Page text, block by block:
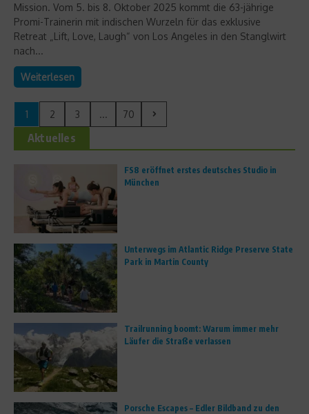
Mission. Vom 5. bis 8. Oktober 2025 kommt die 63-jährige
Promi-Trainerin mit indischen Wurzeln für das exklusive
Retreat „Lift, Love, Laugh“ von Los Angeles in den Stanglwirt
nach...
Weiterlesen
1 2 3 ... 70
Aktuelles
FS8 eröffnet erstes deutsches Studio in
München
Unterwegs im Atlantic Ridge Preserve State
Park in Martin County
Trailrunning boomt: Warum immer mehr
Läufer die Straße verlassen
Porsche Escapes – Edler Bildband zu den